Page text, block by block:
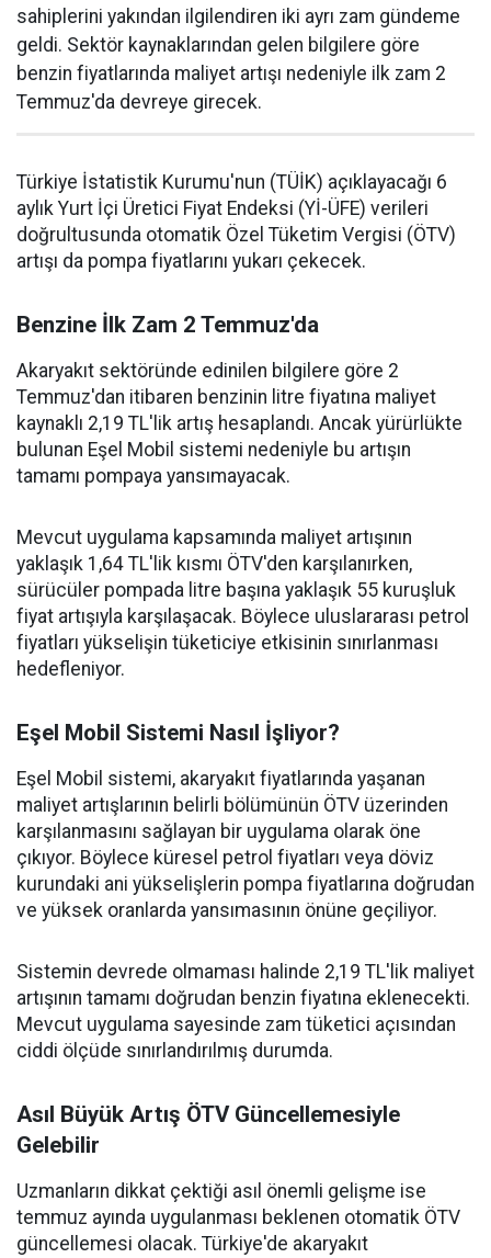
sahiplerini yakından ilgilendiren iki ayrı zam gündeme
geldi. Sektör kaynaklarından gelen bilgilere göre
benzin fiyatlarında maliyet artışı nedeniyle ilk zam 2
Temmuz'da devreye girecek.
Türkiye İstatistik Kurumu'nun (TÜİK) açıklayacağı 6
aylık Yurt İçi Üretici Fiyat Endeksi (Yİ-ÜFE) verileri
doğrultusunda otomatik Özel Tüketim Vergisi (ÖTV)
artışı da pompa fiyatlarını yukarı çekecek.
Benzine İlk Zam 2 Temmuz'da
Akaryakıt sektöründe edinilen bilgilere göre 2
Temmuz'dan itibaren benzinin litre fiyatına maliyet
kaynaklı 2,19 TL'lik artış hesaplandı. Ancak yürürlükte
bulunan Eşel Mobil sistemi nedeniyle bu artışın
tamamı pompaya yansımayacak.
Mevcut uygulama kapsamında maliyet artışının
yaklaşık 1,64 TL'lik kısmı ÖTV'den karşılanırken,
sürücüler pompada litre başına yaklaşık 55 kuruşluk
fiyat artışıyla karşılaşacak. Böylece uluslararası petrol
fiyatları yükselişin tüketiciye etkisinin sınırlanması
hedefleniyor.
Eşel Mobil Sistemi Nasıl İşliyor?
Eşel Mobil sistemi, akaryakıt fiyatlarında yaşanan
maliyet artışlarının belirli bölümünün ÖTV üzerinden
karşılanmasını sağlayan bir uygulama olarak öne
çıkıyor. Böylece küresel petrol fiyatları veya döviz
kurundaki ani yükselişlerin pompa fiyatlarına doğrudan
ve yüksek oranlarda yansımasının önüne geçiliyor.
Sistemin devrede olmaması halinde 2,19 TL'lik maliyet
artışının tamamı doğrudan benzin fiyatına eklenecekti.
Mevcut uygulama sayesinde zam tüketici açısından
ciddi ölçüde sınırlandırılmış durumda.
Asıl Büyük Artış ÖTV Güncellemesiyle
Gelebilir
Uzmanların dikkat çektiği asıl önemli gelişme ise
temmuz ayında uygulanması beklenen otomatik ÖTV
güncellemesi olacak. Türkiye'de akaryakıt